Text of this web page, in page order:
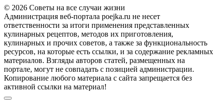
© 2026 Советы на все случаи жизни
Администрация веб-портала poejka.ru не несет
ответственности за итоги применения представленных
кулинарных рецептов, методов их приготовления,
кулинарных и прочих советов, а также за функциональность
ресурсов, на которые есть ссылки, и за содержание рекламных
материалов. Взгляды авторов статей, размещенных на
портале, могут не совпадать с позицией администрации.
Копирование любого материала с сайта запрещается без
активной ссылки на материал!